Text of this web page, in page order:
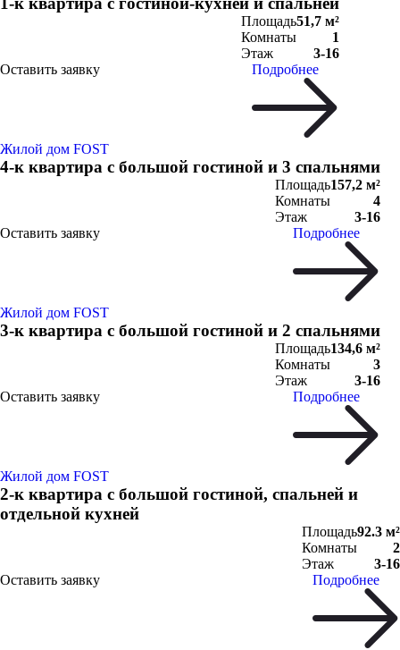
Площадь51,7 м²
Комнаты
1
Этаж
3-16
Оставить заявку
Подробнее
Жилой дом FOST
4-к квартира с большой гостиной и 3 спальнями
Площадь157,2 м²
Комнаты
4
Этаж
3-16
Оставить заявку
Подробнее
Жилой дом FOST
3-к квартира с большой гостиной и 2 спальнями
Площадь134,6 м²
Комнаты
3
Этаж
3-16
Оставить заявку
Подробнее
Жилой дом FOST
2-к квартира с большой гостиной, спальней и
отдельной кухней
Площадь92.3 м²
Комнаты
2
Этаж
3-16
Оставить заявку
Подробнее